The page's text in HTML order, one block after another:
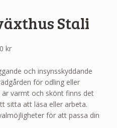
Stali
kr
till
240,000.00 kr
och insynsskyddande
för odling eller
varmt och skönt finns det
sitta att läsa eller arbeta.
för att passa din